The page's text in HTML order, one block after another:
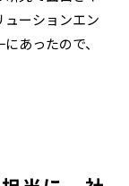
ーションエン
あったので、